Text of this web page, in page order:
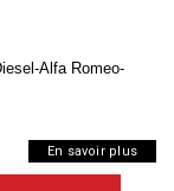
Alfa Romeo-
En savoir plus